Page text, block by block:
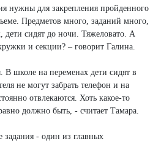
нужны для закрепления пройденного
Предметов много, заданий много,
дети сидят до ночи. Тяжеловато. А
и секции? – говорит Галина.
школе на переменах дети сидят в
не могут забрать телефон и на
отвлекаются. Хоть какое-то
должно быть, - считает Тамара.
- один из главных